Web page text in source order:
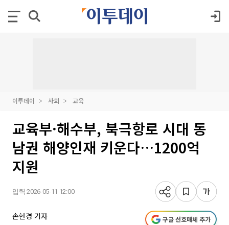
이투데이 사회 교육
교육부·해수부, 북극항로 시대 동
남권 해양인재 키운다…1200억
지원
입력 2026-05-11 12:00
손현경 기자 구글 선호매체 추가